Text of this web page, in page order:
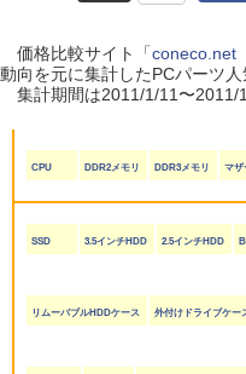
価格比較サイト「coneco.net
動向を元に集計したPCパーツ人
集計期間は2011/1/11〜2011/
CPU DDR2メモリ DDR3メモリ マザ
SSD 3.5インチHDD 2.5インチHDD
リムーバブルHDDケース 外付けドライブケー